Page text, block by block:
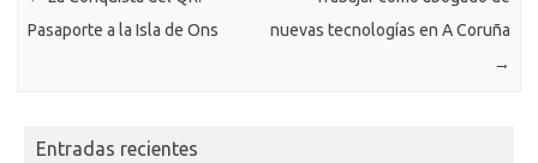
Pasaporte a la Isla de Ons
nuevas tecnologías en A Coruña
→
Entradas recientes